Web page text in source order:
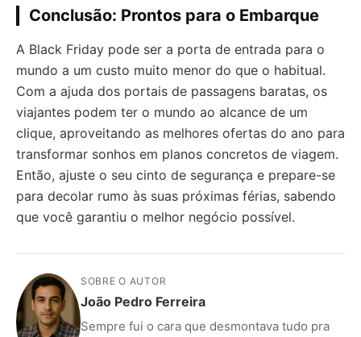
Conclusão: Prontos para o Embarque
A Black Friday pode ser a porta de entrada para o
mundo a um custo muito menor do que o habitual.
Com a ajuda dos portais de passagens baratas, os
viajantes podem ter o mundo ao alcance de um
clique, aproveitando as melhores ofertas do ano para
transformar sonhos em planos concretos de viagem.
Então, ajuste o seu cinto de segurança e prepare-se
para decolar rumo às suas próximas férias, sabendo
que você garantiu o melhor negócio possível.
SOBRE O AUTOR
João Pedro Ferreira
Sempre fui o cara que desmontava tudo pra